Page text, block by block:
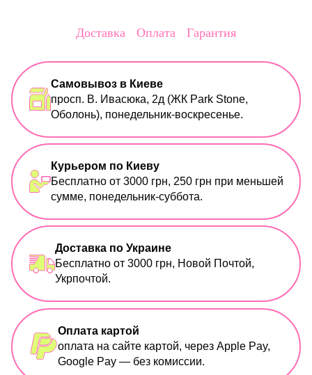
Доставка Оплата Гарантия
Самовывоз в Киеве
просп. В. Ивасюка, 2д (ЖК Park Stone,
Оболонь), понедельник-воскресенье.
Курьером по Киеву
Бесплатно от 3000 грн, 250 грн при меньшей
сумме, понедельник-суббота.
Доставка по Украине
Бесплатно от 3000 грн, Новой Почтой,
Укрпочтой.
Оплата картой
оплата на сайте картой, через Apple Pay,
Google Pay — без комиссии.